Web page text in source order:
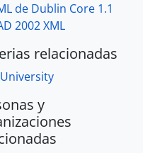
de Dublin Core 1.1
2002 XML
relacionadas
y